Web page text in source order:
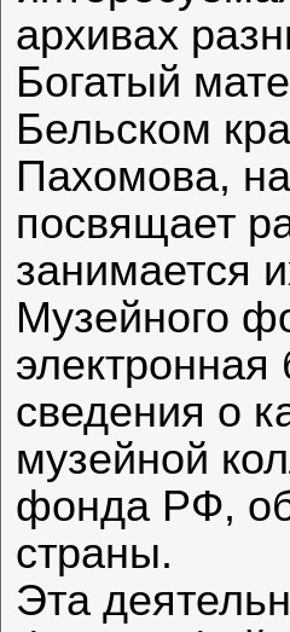
архивах
Богатый
Бельском
Пахомова,
посвящает
занимается
Музейного
сведения о
музейной
фонда РФ,
страны.
Эта